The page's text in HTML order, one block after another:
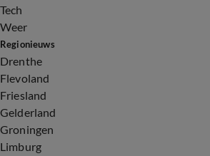
Tech
Weer
Regionieuws
Drenthe
Flevoland
Friesland
Gelderland
Groningen
Limburg